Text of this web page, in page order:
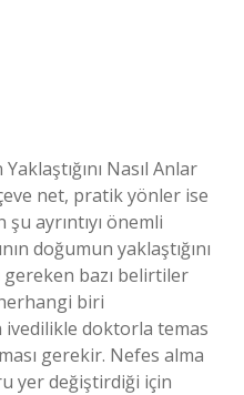
Nasıl Anlar
net, pratik yönler ise
ayrıntıyı önemli
doğumun yaklaştığını
bazı belirtiler
biri
doktorla temas
gerekir. Nefes alma
yer değiştirdiği için